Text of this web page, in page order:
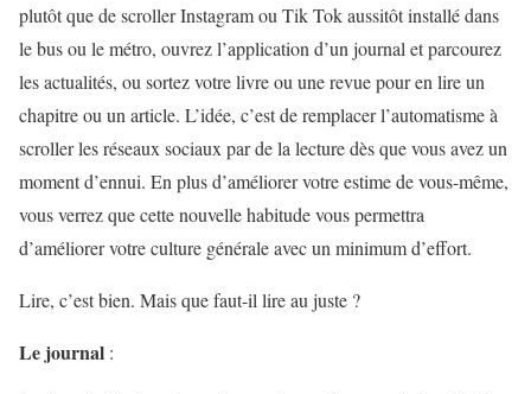
plutôt que de scroller Instagram ou Tik Tok aussitôt installé dans
le bus ou le métro, ouvrez l’application d’un journal et parcourez
les actualités, ou sortez votre livre ou une revue pour en lire un
chapitre ou un article. L’idée, c’est de remplacer l’automatisme à
scroller les réseaux sociaux par de la lecture dès que vous avez un
moment d’ennui. En plus d’améliorer votre estime de vous-même,
vous verrez que cette nouvelle habitude vous permettra
d’améliorer votre culture générale avec un minimum d’effort.
Lire, c’est bien. Mais que faut-il lire au juste ?
Le journal :